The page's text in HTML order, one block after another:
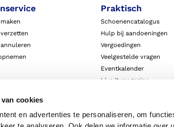
cookies
en advertenties te personaliseren, om
Praktisch
Schoenencatalogus
Hulp bij aandoeningen
Vergoedingen
Veelgestelde vragen
Eventkalender
Live it magazine
Algemene voorwaarden